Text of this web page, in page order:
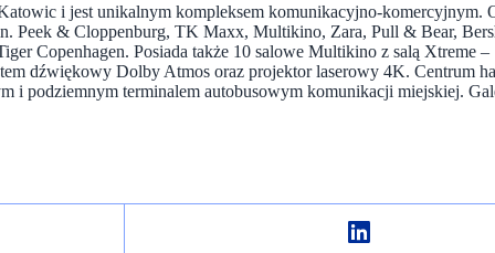
i jest unikalnym kompleksem komunikacyjno-komercyjnym.
Peek & Cloppenburg, TK Maxx, Multikino, Zara, Pull & Bear,
Copenhagen. Posiada także 10 salowe Multikino z salą Xtreme –
dźwiękowy Dolby Atmos oraz projektor laserowy 4K. Centrum
i podziemnym terminalem autobusowym komunikacji miejskiej.